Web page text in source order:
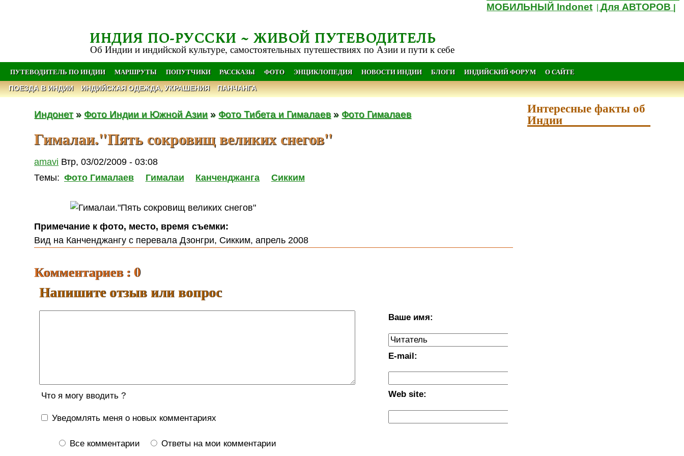
МОБИЛЬНЫЙ Indonet |Для АВТОРОВ
ИНДИЯ ПО-РУССКИ ~ ЖИВОЙ ПУТЕВОДИТЕЛЬ
Об Индии и индийской культуре, самостоятельных путешествиях по Азии и пути к себе
ПУТЕВОДИТЕЛЬ ПО ИНДИИ МАРШРУТЫ ПОПУТЧИКИ РАССКАЗЫ ФОТО ЭНЦИКЛОПЕДИЯ НОВОСТИ ИНДИИ БЛОГИ ИНДИЙСКИЙ ФОРУМ О САЙТЕ
ПОЕЗДА В ИНДИИ ИНДИЙСКАЯ ОДЕЖДА, УКРАШЕНИЯ ПАНЧАНГА
Индонет» Фото Индии и Южной Азии » Фото Тибета и Гималаев» Фото Гималаев
Гималаи."Пять сокровищ великих снегов"
amavi Втр, 03/02/2009 - 03:08
Темы: Фото Гималаев Гималаи Канченджанга Сикким
Примечание к фото, место, время съемки:
Вид на Канченджангу с перевала Дзонгри, Сикким, апрель 2008
Комментариев : 0
Напишите отзыв или вопрос
Ваше имя:
E-mail:
Web site:
Что я могу вводить ?
Уведомлять меня о новых комментариях
Все комментарии Ответы на мои комментарии
Интересные факты об
Индии